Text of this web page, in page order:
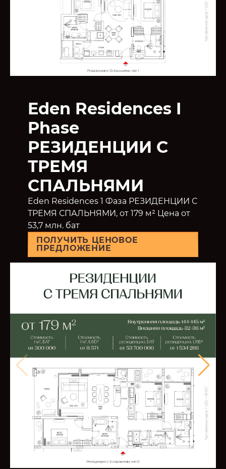
Eden Residences I
Phase
РЕЗИДЕНЦИИ С
ТРЕМЯ
СПАЛЬНЯМИ
Eden Residences 1 Фаза РЕЗИДЕНЦИИ С
ТРЕМЯ СПАЛЬНЯМИ, от 179 м² Цена от
53,7 млн. бат
ПОЛУЧИТЬ ЦЕНОВОЕ
ПРЕДЛОЖЕНИЕ